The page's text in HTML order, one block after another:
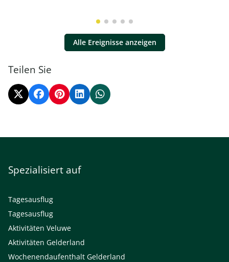
Alle Ereignisse anzeigen
Teilen Sie
Spezialisiert auf
Tagesausflug
Tagesausflug
Aktivitäten Veluwe
Aktivitäten Gelderland
Wochenendaufenthalt Gelderland